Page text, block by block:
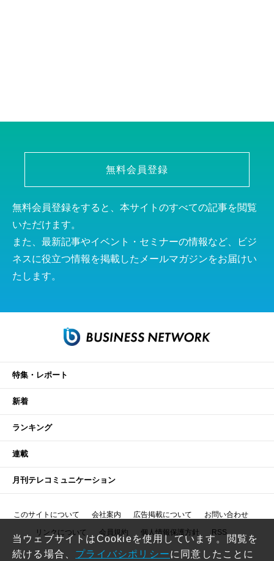
無料会員登録
無料会員登録をすると、本サイトのすべての記事を閲覧
いただけます。
また、最新記事やイベント・セミナーの情報など、ビジ
ネスに役立つ情報を掲載したメールマガジンをお届けい
たします。
特集・レポート
新着
ランキング
連載
月刊テレコミュニケーション
このサイトについて 会社案内 広告掲載について お問い合わせ
リンクについて 会員規約 個人情報保護方針 RSS
当ウェブサイトはCookieを使用しています。閲覧を
続ける場合、 プライバシポリシーに同意したことに